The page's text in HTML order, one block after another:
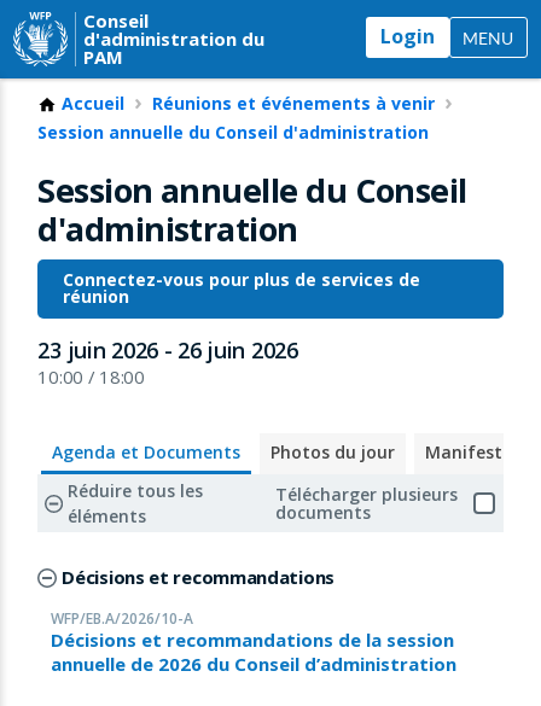
Conseil
d'administration du
PAM
Login MENU
Accueil
Réunions et événements à venir
Session annuelle du Conseil d'administration
Session annuelle du Conseil
d'administration
Connectez-vous pour plus de services de
réunion
23 juin 2026 - 26 juin 2026
10:00 / 18:00
Agenda et Documents Photos du jour
Réduire tous les
éléments
Télécharger plusieurs
documents
Décisions et recommandations
WFP/EB.A/2026/10-A
Décisions et recommandations de la session
annuelle de 2026 du Conseil d’administration